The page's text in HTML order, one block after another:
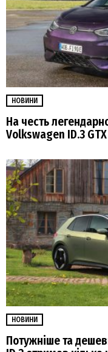
НОВИНИ
На честь
Volkswagen ID.3
НОВИНИ
Потужніше та